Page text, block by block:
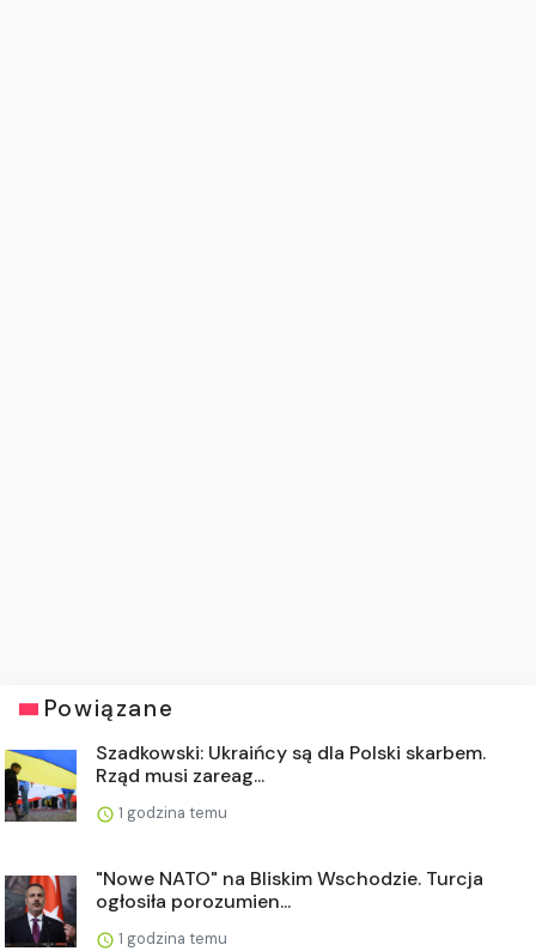
Powiązane
Szadkowski: Ukraińcy są dla Polski skarbem.
Rząd musi zareag...
1 godzina temu
"Nowe NATO" na Bliskim Wschodzie. Turcja
ogłosiła porozumien...
1 godzina temu